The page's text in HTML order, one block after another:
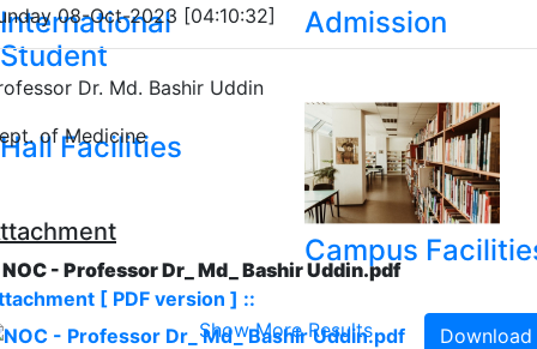
International
Student
Admission
Hall Facilities
Campus
Show More Results
08-Oct-2023 [04:10:32]
Dr. Md. Bashir Uddin
of Medicine
NOC - Professor Dr_ Md_ Bashir Uddin.pdf
[ PDF version ] ::
Download